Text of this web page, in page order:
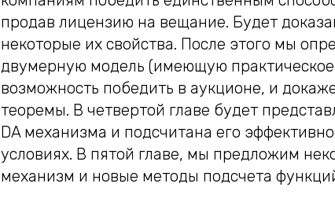
продав лицензию на вещание. Будет
некоторые их свойства. После этого мы
двумерную модель (имеющую
возможность победить в аукционе, и
теоремы. В четвертой главе будет
DA механизма и подсчитана его
условиях. В пятой главе, мы предложим
механизм и новые методы подсчета